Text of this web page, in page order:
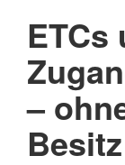
ETCs
–
Besitz